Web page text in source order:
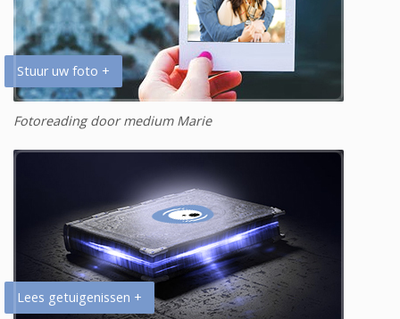
Stuur uw foto +
Fotoreading door medium Marie
Lees getuigenissen +